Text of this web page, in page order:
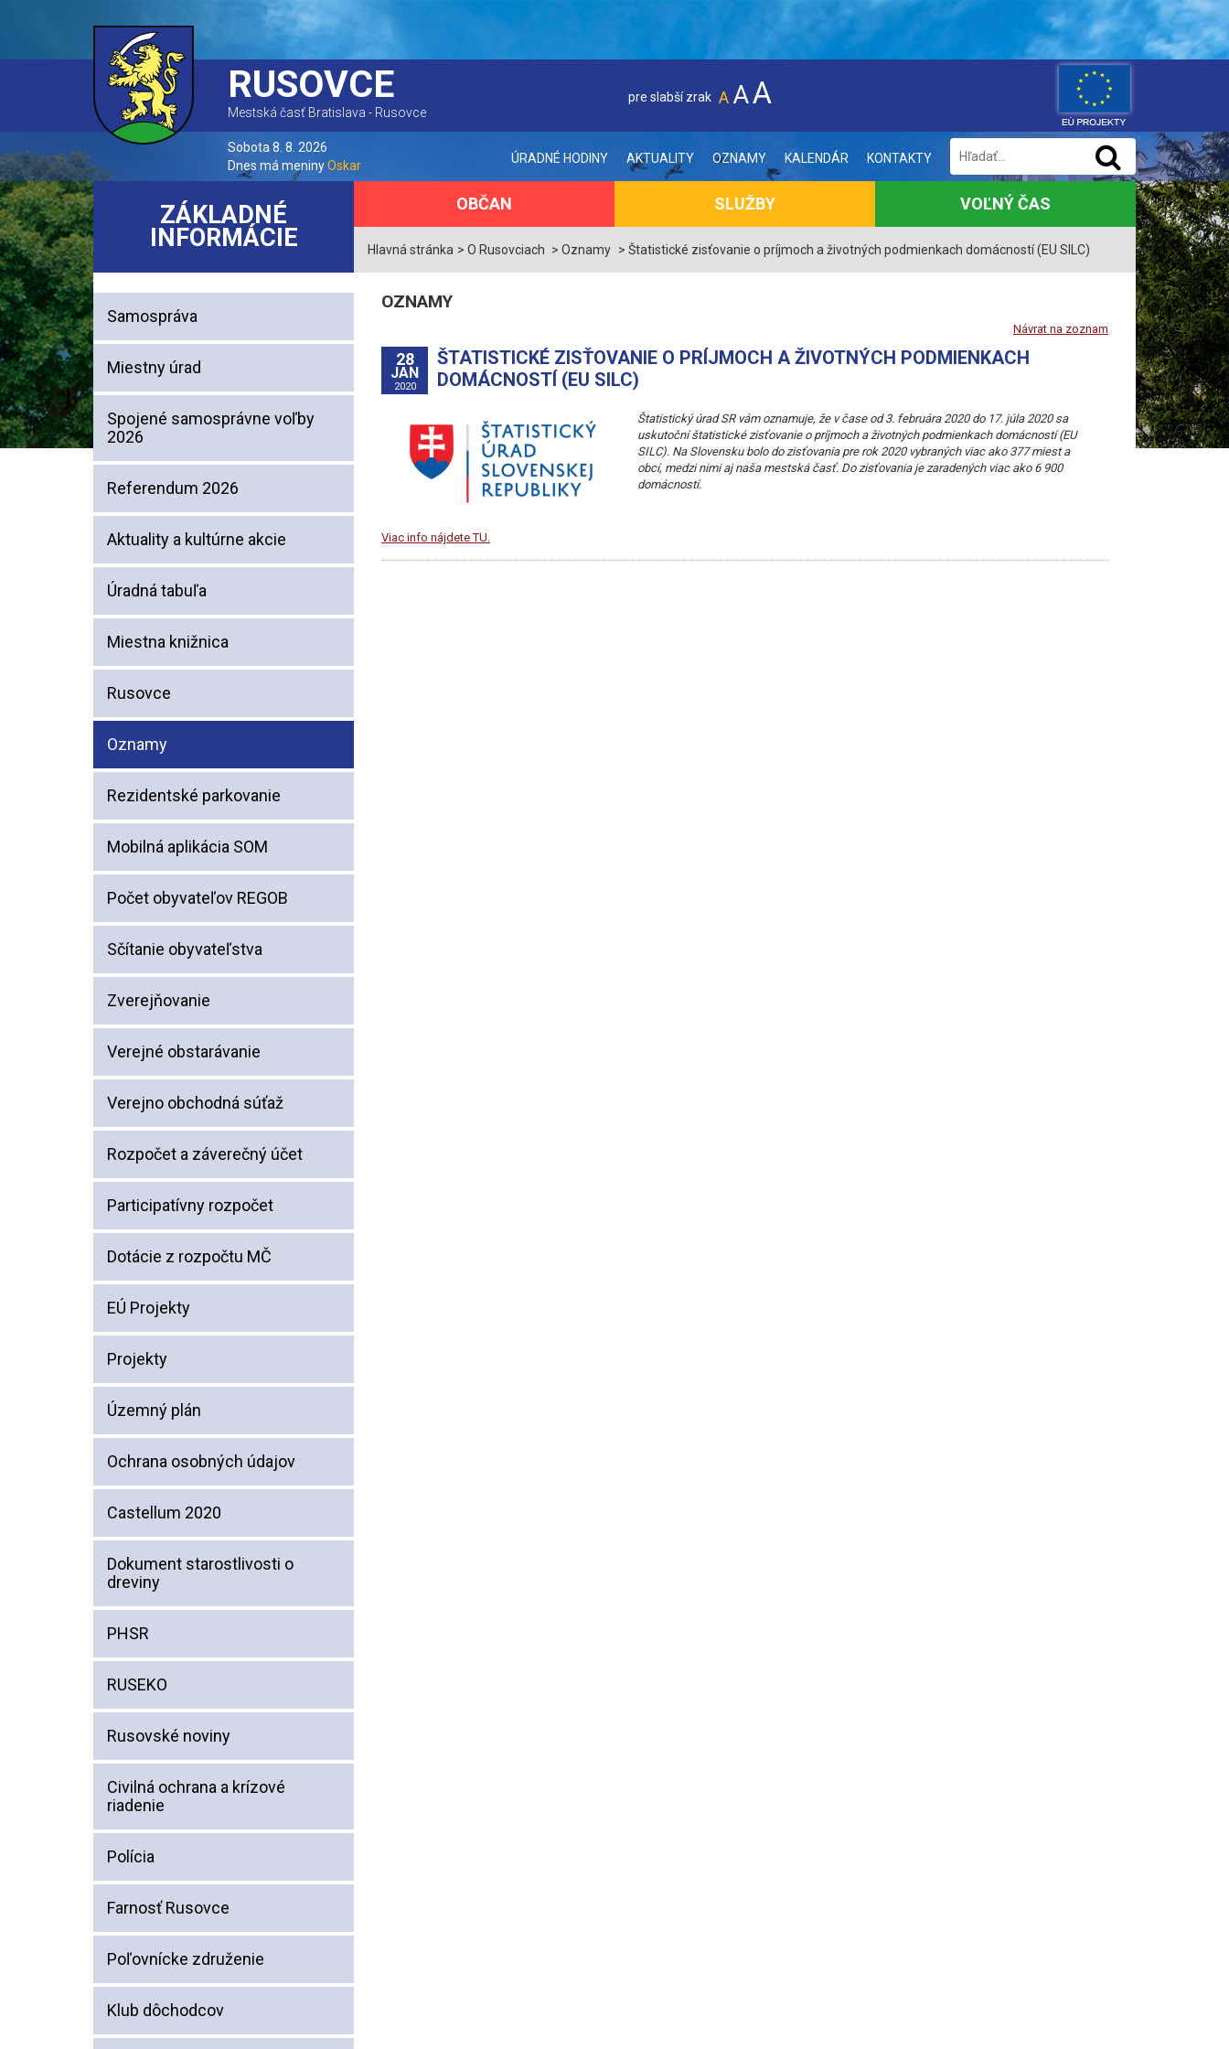
RUSOVCE
Mestská časť Bratislava - Rusovce
pre slabší zrak A AA
Sobota 8. 8. 2026
Dnes má meninyOskar ÚRADNÉ HODINY AKTUALITY OZNAMY KALENDÁR KONTAKTY
ZÁKLADNÉ
INFORMÁCIE
Samospráva
Miestny úrad
Spojené samosprávne voľby
2026
Referendum 2026
Aktuality a kultúrne akcie
Úradná tabuľa
Miestna knižnica
Rusovce
Oznamy
Rezidentské parkovanie
Mobilná aplikácia SOM
Počet obyvateľov REGOB
Sčítanie obyvateľstva
Zverejňovanie
Verejné obstarávanie
Verejno obchodná súťaž
Rozpočet a záverečný účet
Participatívny rozpočet
Dotácie z rozpočtu MČ
EÚ Projekty
Projekty
Územný plán
Ochrana osobných údajov
Castellum 2020
Dokument starostlivosti o
dreviny
PHSR
RUSEKO
Rusovské noviny
Civilná ochrana a krízové
riadenie
Polícia
Farnosť Rusovce
Poľovnícke združenie
Klub dôchodcov
OBČAN SLUŽBY VOĽNÝ ČAS
Hlavná stránka O Rusovciach Oznamy Štatistické zisťovanie o príjmoch a životných podmienkach domácností (EU SILC)
OZNAMY
Návrat na zoznam
28
JAN
2020
ŠTATISTICKÉ ZISŤOVANIE O PRÍJMOCH A ŽIVOTNÝCH PODMIENKACH
DOMÁCNOSTÍ (EU SILC)
Štatistický úrad SR vám oznamuje, že v čase od 3. februára 2020 do 17. júla 2020 sa
uskutoční štatistické zisťovanie o príjmoch a životných podmienkach domácností (EU
SILC). Na Slovensku bolo do zisťovania pre rok 2020 vybraných viac ako 377 miest a
obcí, medzi nimi aj naša mestská časť. Do zisťovania je zaradených viac ako 6 900
domácností.
Viac info nájdete TU.